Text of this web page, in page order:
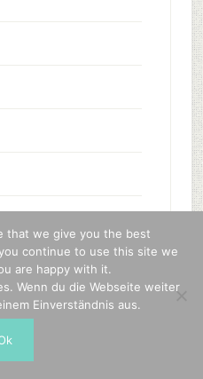
that we give you the best
continue to use this site we
are happy with it.
Wenn du die Webseite weiter
Einverständnis aus.